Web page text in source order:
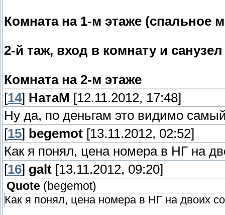
Комната на 1-м этаже (спальное
2-й таж, вход в комнату и санузел
Комната на 2-м этаже
[14] НатаМ [12.11.2012, 17:48]
Ну да, по деньгам это видимо
[15] begemot [13.11.2012, 02:52]
Как я понял, цена номера в НГ на
[16] galt [13.11.2012, 09:20]
Quote (begemot)
Как я понял, цена номера в НГ на двоих